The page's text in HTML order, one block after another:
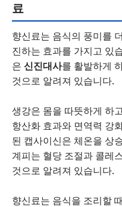
료
향신료는 음식의 풍미를
진하는 효과를 가지고 있
은 신진대사를 활발하게
것으로 알려져 있습니다.
생강은 몸을 따뜻하게 하
항산화 효과와 면역력 강
된 캡사이신은 체온을 상
계피는 혈당 조절과 콜레
것으로 알려져 있습니다.
향신료는 음식을 조리할